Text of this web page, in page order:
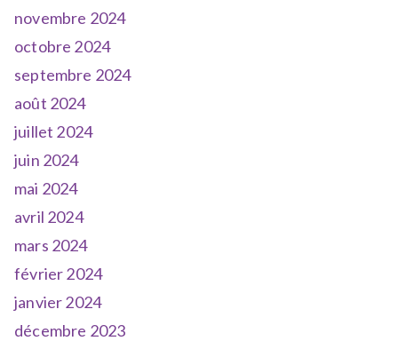
novembre 2024
octobre 2024
septembre 2024
août 2024
juillet 2024
juin 2024
mai 2024
avril 2024
mars 2024
février 2024
janvier 2024
décembre 2023